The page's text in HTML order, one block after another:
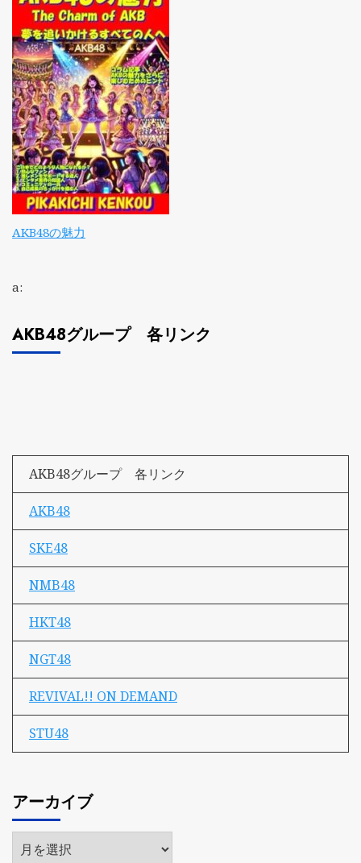
AKB48の魅力
a:
AKB48グループ 各リンク
AKB48グループ 各リンク
AKB48
SKE48
NMB48
HKT48
NGT48
REVIVAL!! ON DEMAND
STU48
アーカイブ
ア